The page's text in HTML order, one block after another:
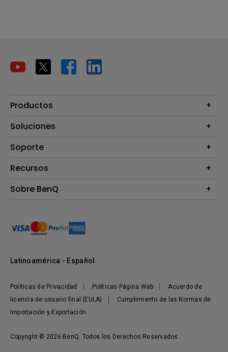
Productos
Proyectores
Presentaciones Inalámbricas
Soluciones
B2B
Soporte
Preguntas Frecuentes
Recursos
Calculadora de Distancia (Proyectores)
Sobre BenQ
Sustentabilidad
Copyright © 2026 BenQ. Todos los Derechos Reservados.
Políticas de Privacidad Políticas Página Web
Acuerdo de
licencia de usuario final (EULA)
Cumplimiento de las Normas de
Importación y Exportación
Latinoamérica - Español